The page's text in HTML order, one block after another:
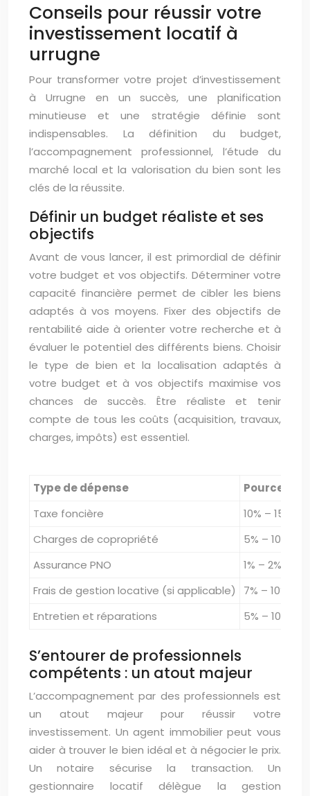
Conseils pour réussir votre
investissement locatif à
urrugne
Pour transformer votre projet d’investissement
à Urrugne en un succès, une planification
minutieuse et une stratégie définie sont
indispensables. La définition du budget,
l’accompagnement professionnel, l’étude du
marché local et la valorisation du bien sont les
clés de la réussite.
Définir un budget réaliste et ses
objectifs
Avant de vous lancer, il est primordial de définir
votre budget et vos objectifs. Déterminer votre
capacité financière permet de cibler les biens
adaptés à vos moyens. Fixer des objectifs de
rentabilité aide à orienter votre recherche et à
évaluer le potentiel des différents biens. Choisir
le type de bien et la localisation adaptés à
votre budget et à vos objectifs maximise vos
chances de succès. Être réaliste et tenir
compte de tous les coûts (acquisition, travaux,
charges, impôts) est essentiel.
Type de dépense
Taxe foncière
10% – 15%
Charges de copropriété
5% – 10%
Assurance PNO
1% – 2%
Frais de gestion locative (si applicable)
7% – 10%
Entretien et réparations
5% – 10%
S’entourer de professionnels
compétents : un atout majeur
L’accompagnement par des professionnels est
un atout majeur pour réussir votre
investissement. Un agent immobilier peut vous
aider à trouver le bien idéal et à négocier le prix.
Un notaire sécurise la transaction. Un
gestionnaire locatif délègue la gestion